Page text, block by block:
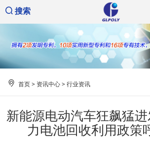
搜索
首页> 资讯中心>行业资讯
新能源电动汽车狂飙猛
力电池回收利用政策